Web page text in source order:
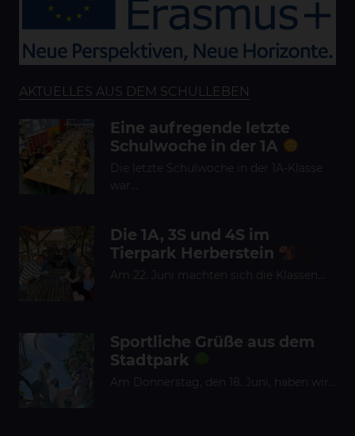
AKTUELLES AUS DEM SCHULLEBEN
Eine aufregende letzte
Schulwoche in der 1A
Die letzte Schulwoche in der 1A-Klasse
war…
Die 1A, 3S und 4S im
Tierpark Herberstein
Am 22. Juni machten sich die Klassen…
Sportliche Grüße aus dem
Stadtpark
Am Donnerstag, den 18. Juni, haben wir…